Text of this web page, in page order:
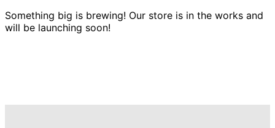
Something big is brewing! Our store is in the works and
will be launching soon!